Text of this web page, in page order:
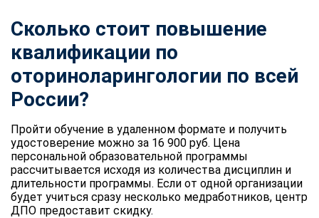
Сколько стоит повышение
квалификации по
оториноларингологии по всей
России?
Пройти обучение в удаленном формате и получить
удостоверение можно за 16 900 руб. Цена
персональной образовательной программы
рассчитывается исходя из количества дисциплин и
длительности программы. Если от одной организации
будет учиться сразу несколько медработников, центр
ДПО предоставит скидку.